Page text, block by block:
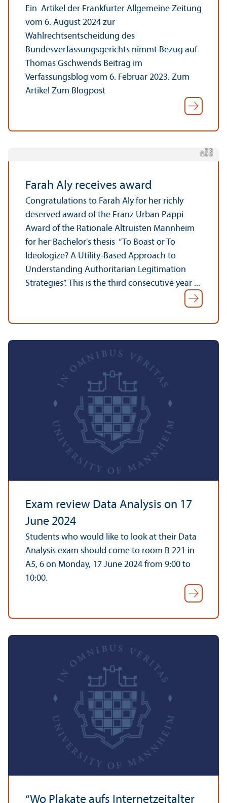
Ein Artikel der Frankfurter Allgemeine Zeitung
vom 6. August 2024 zur
Wahlrechtsentscheidung des
Bundesverfassungsgerichts nimmt Bezug auf
Thomas Gschwends Beitrag im
Verfassungsblog vom 6. Februar 2023. Zum
Artikel Zum Blogpost
C
r
edit:
F
a
r a
hAl
y
Farah Aly receives award
Congratulations to Farah Aly for her richly
deserved award of the Franz Urban Pappi
Award of the Rationale Altruisten Mannheim
for her Bachelor's thesis “To Boast or To
Ideologize? A Utility-Based Approach to
Understanding Authoritarian Legitimation
Strategies”. This is the third consecutive year ...
Exam review Data Analysis on 17
June 2024
Students who would like to look at their Data
Analysis exam should come to room B 221 in
A5, 6 on Monday, 17 June 2024 from 9:00 to
10:00.
“Wo Plakate aufs Internetzeitalter